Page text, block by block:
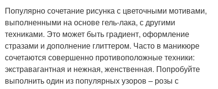
Популярно сочетание рисунка с цветочными мотивами,
выполненными на основе гель-лака, с другими
техниками. Это может быть градиент, оформление
стразами и дополнение глиттером. Часто в маникюре
сочетаются совершенно противоположные техники:
экстравагантная и нежная, женственная. Попробуйте
выполнить один из популярных узоров – розы с